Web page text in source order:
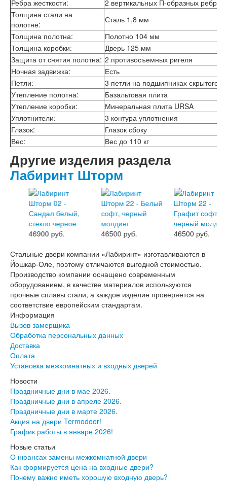
Лабиринт Урбан
Лабиринт Фрост
Лабиринт Шторм
Лабиринт Эволаб
Двери Про
Двери Интекрон
Интекрон Брайтон Антрацит
Интекрон Вектор
Интекрон Гектор
Интекрон Греция
Интекрон Италия
Интекрон Колизей
Интекрон Колизей Белый
Интекрон Неаполь
Интекрон Премьера
Интекрон Профит
Интекрон Ронда
Интекрон Сицилия
Интекрон Спарта Белая
Интекрон Спарта Грей
Интекрон Термо
Интекрон Тетра
Интекрон Форте
Двери АСД
Двери Ратибор
Двери Аргус
Тамбурные двери
Межкомнатные двери
Двери Альберо
Альянс
Вест
Графика
Лайн
Мегаполис
Мегаполис ГЛ
Неоклассика Про
Скин
Двери ВанМарк
Шпон текстурированный
Эмалекс
Ребра жесткости:
2 вертикальных П-образных ребра
Толщина стали на
полотне:
Сталь 1,8 мм
Толщина полотна:
Полотно 104 мм
Толщина коробки:
Дверь 125 мм
Защита от снятия полотна: 2 противосъемных ригеля
Ночная задвижка:
Есть
Петли:
3 петли на подшипниках скрытого
Утепление полотна:
Базальтовая плита
Утепление коробки:
Минеральная плита URSA
Уплотнители:
3 контура уплотнения
Глазок:
Глазок сбоку
Вес:
Вес до 110 кг
Другие изделия раздела
Лабиринт Шторм
46900 руб. 46500 руб. 46500 руб.
Стальные двери компании «Лабиринт» изготавливаются в
Йошкар-Оле, поэтому отличаются выгодной стоимостью.
Производство компании оснащено современным
оборудованием, в качестве материалов используются
прочные сплавы стали, а каждое изделие проверяется на
соответствие европейским стандартам.
Информация
Вызов замерщика
Обработка персональных данных
Доставка
Оплата
Установка межкомнатных и входных дверей
Новости
Праздничные дни в мае 2026.
Праздничные дни в апреле 2026.
Праздничные дни в марте 2026.
Акция на двери Termodoor!
График работы в январе 2026!
Новые статьи
О нюансах замены межкомнатной двери
Как формируется цена на входные двери?
Почему важно иметь хорошую входную дверь?